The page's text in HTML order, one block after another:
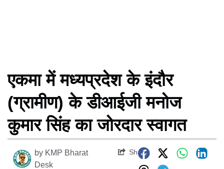
एकमा में मध्यप्रदेश के इंदौर
(ग्रामीण) के डीआईजी मनोज
कुमार सिंह का जोरदार स्वागत
by KMP Bharat
Desk
Share